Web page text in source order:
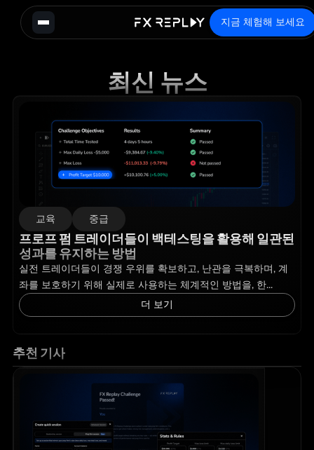
지금 체험해 보세요
최신 뉴스
교육 중급
프로프 펌 트레이더들이 백테스팅을 활용해 일관된
성과를 유지하는 방법
실전 트레이더들이 경쟁 우위를 확보하고, 난관을 극복하며, 계
좌를 보호하기 위해 실제로 사용하는 체계적인 방법을, 한...
더 보기
추천 기사